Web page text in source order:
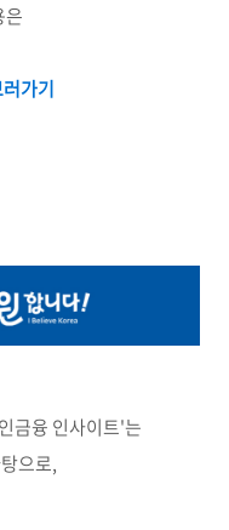
은
가기
금융 인사이트'는
으로,